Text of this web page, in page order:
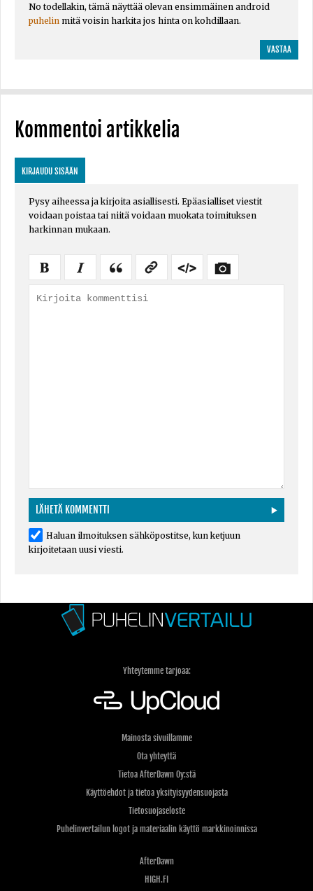
No todellakin, tämä näyttää olevan ensimmäinen android
puhelin mitä voisin harkita jos hinta on kohdillaan.
VASTAA
Kommentoi artikkelia
KIRJAUDU SISÄÄN
Pysy aiheessa ja kirjoita asiallisesti. Epäasialliset viestit
voidaan poistaa tai niitä voidaan muokata toimituksen
harkinnan mukaan.
Haluan ilmoituksen sähköpostitse, kun ketjuun
kirjoitetaan uusi viesti.
Yhteytemme tarjoaa:
Mainosta sivuillamme
Ota yhteyttä
Tietoa AfterDawn Oy:stä
Käyttöehdot ja tietoa yksityisyydensuojasta
Tietosuojaseloste
Puhelinvertailun logot ja materiaalin käyttö markkinoinnissa
AfterDawn
HIGH.FI